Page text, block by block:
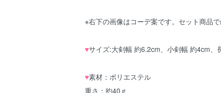
※右下の画像はコーデ案です。セット商品
♥サイズ:大剣幅 約6.2cm、小剣幅 約4cm、
♥素材：ポリエステル
重さ：約40ｇ